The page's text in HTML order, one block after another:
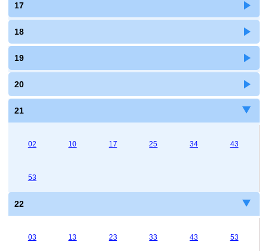
17
18
19
20
21
02 10 17 25 34 43
53
22
03 13 23 33 43 53